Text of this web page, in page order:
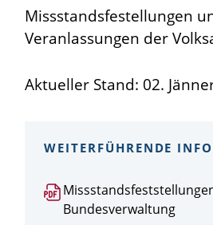
Missstandsfestellungen
Veranlassungen der
Aktueller Stand: 02.
WEITERFÜHRENDE
Bundesverwaltung
PDF
Datei
herunterladen